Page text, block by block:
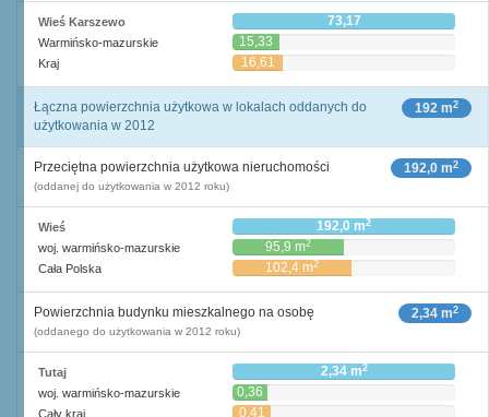
Wieś Karszewo 73,17
Warmińsko-mazurskie 15,33
Kraj 16,61
192 m2
Łączna powierzchnia użytkowa w lokalach oddanych do
użytkowania w 2012
192,0 m2
Przeciętna powierzchnia użytkowa nieruchomości
(oddanej do użytkowania w 2012 roku)
Wieś 192,0 m2
woj. warmińsko-mazurskie 95,9 m2
Cała Polska 102,4 m2
2,34 m2
Powierzchnia budynku mieszkalnego na osobę
(oddanego do użytkowania w 2012 roku)
Tutaj 2,34 m2
woj. warmińsko-mazurskie
0,36
m2
Cały kraj 0,41